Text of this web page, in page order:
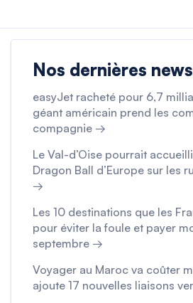
Nos dernières news
easyJet racheté pour 6,7
géant américain prend les
compagnie →
Le Val-d’Oise pourrait
Dragon Ball d’Europe sur les
→
Les 10 destinations que les
pour éviter la foule et payer
septembre →
Voyager au Maroc va coûter
ajoute 17 nouvelles liaisons